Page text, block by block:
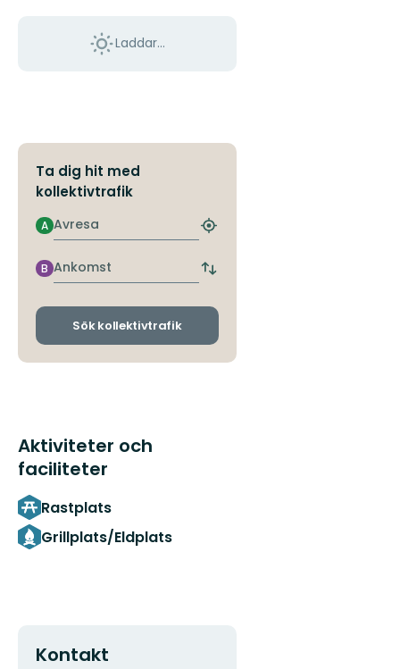
Laddar...
Ta dig hit med
kollektivtrafik
Avresa
A
Hitta
hållplats
Ankomst
B
Byt
och
Sök kollektivtrafik
Aktiviteter och
faciliteter
Rastplats
Grillplats/Eldplats
Kontakt